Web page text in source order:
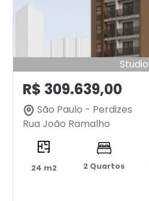
Studio
R$ 309.639,00
São Paulo - Perdizes
Rua João Ramalho
24 m2 2 Quartos